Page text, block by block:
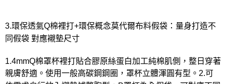
3.環保透氣Q棉裡打+環保概念莫代爾布料假袋：量身打造不
同假袋 對應襯墊尺寸
1.4mmQ棉罩杯裡打貼合膠原絲蛋白加工純棉肌側，整日穿著
親膚舒適。使用一般高碳鋼鋼圈，罩杯立體渾圓有型。2.可